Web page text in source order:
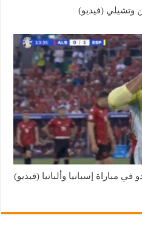
وتشيلي (فيديو)
مباراة إسبانيا وألبانيا (فيديو)